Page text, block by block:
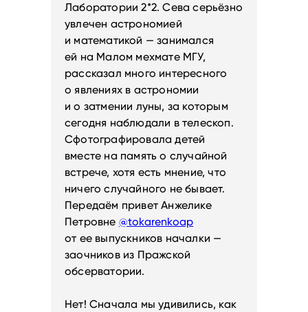
Лаборатории 2*2. Сева серьёзно
увлечен астрономией
и математикой — занимался
ей на Малом мехмате МГУ,
рассказал много интересного
о явлениях в астрономии
и о затмении луны, за которым
сегодня наблюдали в телескоп.
Сфотографировала детей
вместе на память о случайной
встрече, хотя есть мнение, что
ничего случайного не бывает.
Передаём привет Анжелике
Петровне @tokarenkoap
от ее выпускников началки —
заочников из Пражской
обсерватории.
Нет! Сначала мы удивились, как